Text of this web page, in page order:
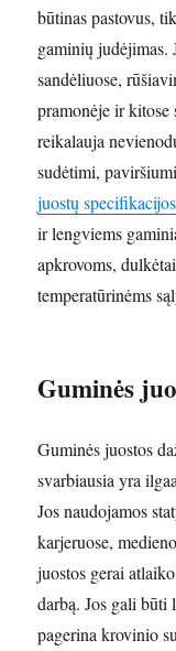
būtinas pastovus,
gaminių judėjimas.
sandėliuose,
pramonėje ir
reikalauja
sudėtimi,
juostų
ir lengviems
apkrovoms,
temperatūrinėms
Guminės
Guminės juostos
svarbiausia yra
Jos naudojamos
karjeruose,
juostos gerai
darbą. Jos gali
pagerina krovinio